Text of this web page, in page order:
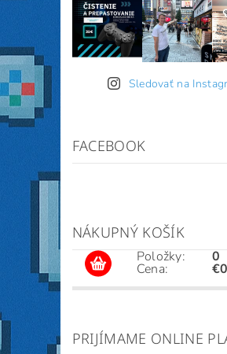
Sledovať na
FACEBOOK
NÁKUPNÝ KOŠÍK
Položky:
Cena:
0
€0
PRIJÍMAME ONLINE